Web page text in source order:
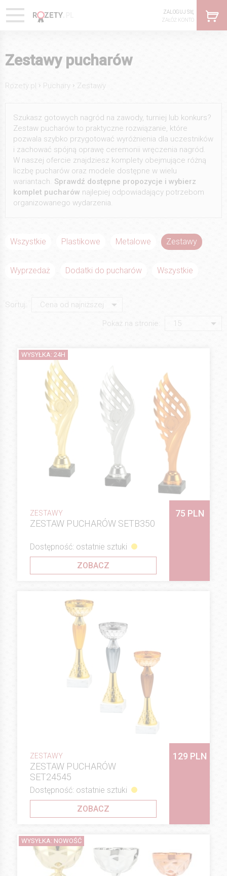
ZALOGUJ SIĘ
ZAŁÓŻ KONTO
Zestawy pucharów
Rozety.pl › Puchary › Zestawy
Szukasz gotowych nagród na zawody, turniej lub konkurs?
Zestaw pucharów to praktyczne rozwiązanie, które
pozwala szybko przygotować wyróżnienia dla uczestników
i zachować spójną oprawę ceremonii wręczenia nagród.
W naszej ofercie znajdziesz komplety obejmujące różną
liczbę pucharów oraz modele dostępne w wielu
wariantach. Sprawdź dostępne propozycje i wybierz
komplet pucharów najlepiej odpowiadający potrzebom
organizowanego wydarzenia.
Wszystkie Plastikowe Metalowe Zestawy
Wyprzedaż Dodatki do pucharów Wszystkie
Sortuj:
Pokaż na stronie:
ZESTAWY
ZESTAW PUCHARÓW SETB350
75 PLN
Dostępność: ostatnie sztuki
ZOBACZ
WYSYŁKA: 24H
ZESTAWY
ZESTAW PUCHARÓW
SET24545
129 PLN
Dostępność: ostatnie sztuki
ZOBACZ
WYSYŁKA: NOWOŚĆ